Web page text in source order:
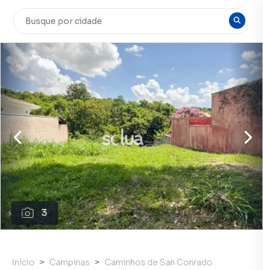
3
Início Campinas
Caminhos de San Conrado